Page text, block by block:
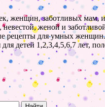
женщин, заботливых мам,
женой и
рецепты для умных женщин.
детей 1,2,3,4,5,6,7 лет,